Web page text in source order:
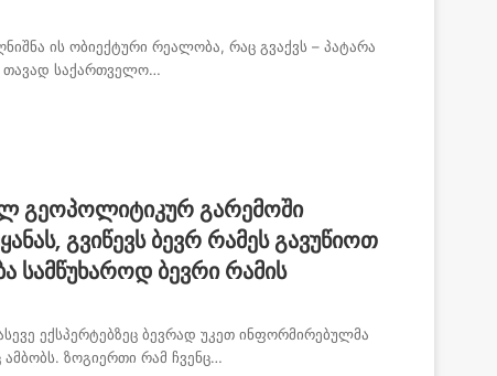
ის ობიექტური რეალობა, რაც გვაქვს – პატარა
თავად საქართველო…
გეოპოლიტიკურ გარემოში
გვიწევს ბევრ რამეს გავუწიოთ
სამწუხაროდ ბევრი რამის
ექსპერტებზეც ბევრად უკეთ ინფორმირებულმა
ზოგიერთი რამ ჩვენც…